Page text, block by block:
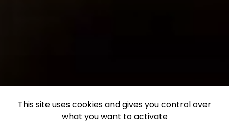
This site uses cookies and gives you control over
what you want to activate